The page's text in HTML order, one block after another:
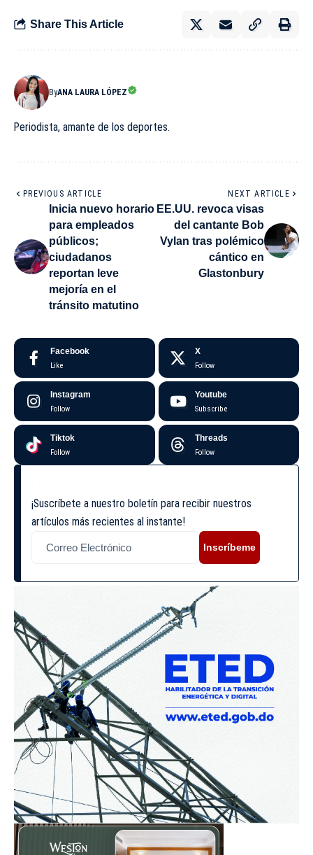
Share This Article
ByANA LAURA LÓPEZ
Periodista, amante de los deportes.
PREVIOUS ARTICLE
Inicia nuevo horario
para empleados
públicos;
ciudadanos
reportan leve
mejoría en el
tránsito matutino
NEXT ARTICLE
EE.UU. revoca visas
del cantante Bob
Vylan tras polémico
cántico en
Glastonbury
Facebook
Like
X
Follow
Instagram
Follow
Youtube
Subscribe
Tiktok
Follow
Threads
Follow
¡Suscríbete a nuestro boletín para recibir nuestros
artículos más recientes al instante!
Inscríbeme